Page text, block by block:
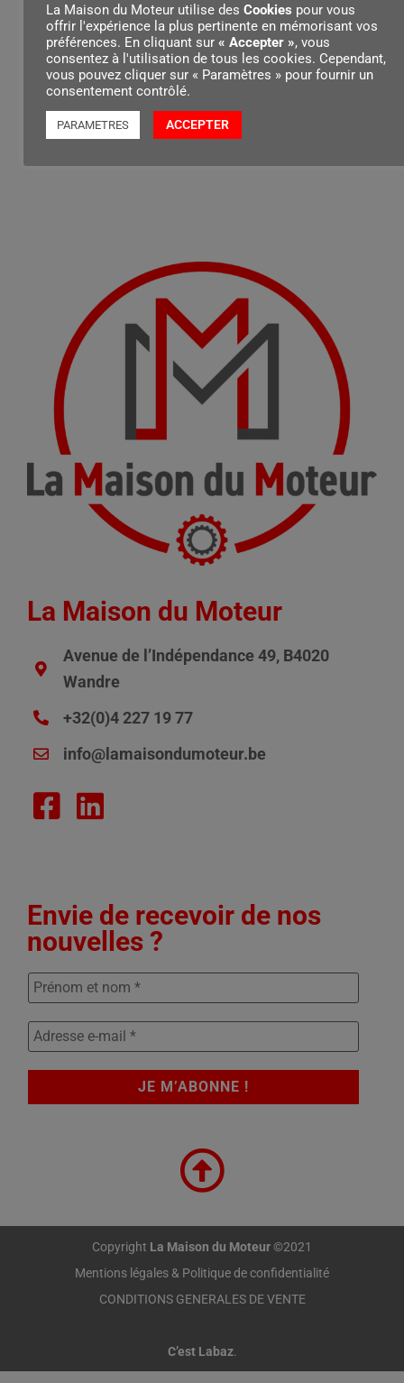
Contenu par
La Maison du Moteur
Avenue de l’Indépendance 49, B4020
Wandre
+32(0)4 227 19 77
info@lamaisondumoteur.be
Envie de recevoir de nos
nouvelles ?
Copyright La Maison du Moteur©2021
Mentions légales & Politique de confidentialité
CONDITIONS GENERALES DE VENTE
C’est Labaz.
La Maison du Moteur utilise des Cookies pour vous
offrir l'expérience la plus pertinente en mémorisant vos
préférences. En cliquant sur « Accepter », vous
consentez à l'utilisation de tous les cookies. Cependant,
vous pouvez cliquer sur « Paramètres » pour fournir un
consentement contrôlé.
PARAMETRES ACCEPTER